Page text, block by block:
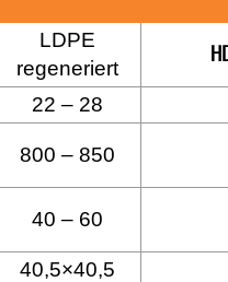
LDPE
regeneriert
22 – 28
800 – 850
40 – 60
40,5×40,5